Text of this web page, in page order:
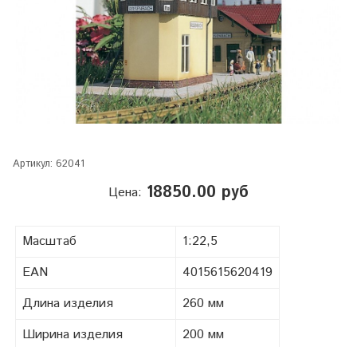
Артикул: 62041
Цена: 18850.00 руб
Масштаб
1:22,5
EAN
4015615620419
Длина изделия
260 мм
Ширина изделия
200 мм